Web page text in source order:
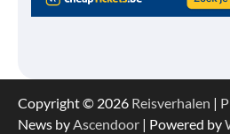
Copyright © 2026 Reisverhalen |
News byAscendoor | Powered by